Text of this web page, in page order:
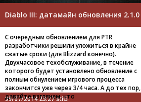
Diablo III: датамайн обновления 2.1.0
С очередным обновлением для PTR
разработчики решили уложиться в крайне
сжатые сроки (для Blizzard конечно).
Двухчасовое техобслуживание, в течение
которого будет установлено обновление с
полным обнулением игрового процесса
закончится уже через 3/4 часа. А до тех пор,
давайте взглянем, что
09/07/2014 23:27 stiG